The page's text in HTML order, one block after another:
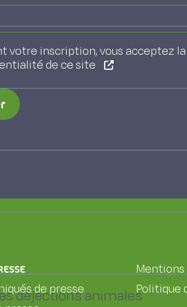
en Belgique
permanentes
déjections animales
votre inscription, vous acceptez
de ce site
de presse
Mentions
Politique